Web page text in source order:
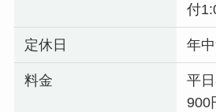
付
定休日 年
料金
平
900